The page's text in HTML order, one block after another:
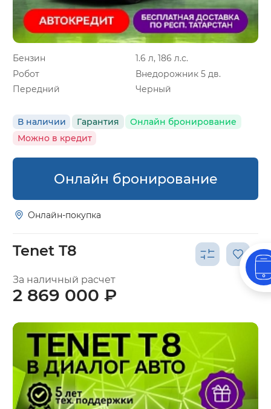
Бензин
1.6 л, 186 л.с.
Робот
Внедорожник 5 дв.
Передний
Черный
В наличии Гарантия
Онлайн бронирование
Можно в кредит
Онлайн бронирование
Онлайн-покупка
Tenet T8
За наличный расчет
2 869 000 ₽